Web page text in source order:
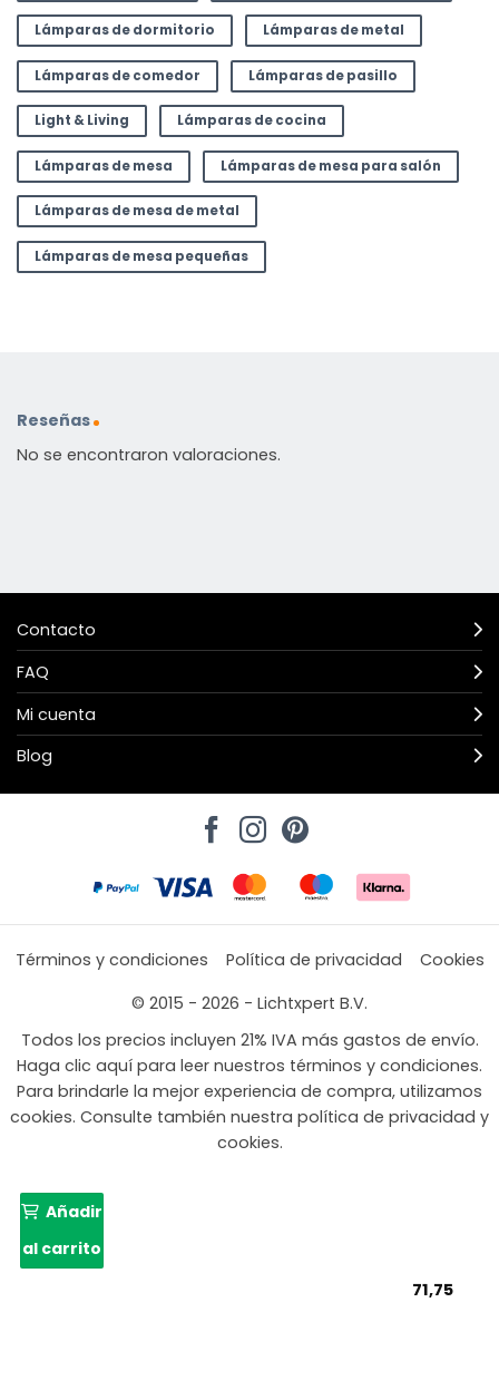
Lámparas de dormitorio Lámparas de metal
Lámparas de comedor Lámparas de pasillo
Light & Living Lámparas de cocina
Lámparas de mesa Lámparas de mesa para salón
Lámparas de mesa de metal
Lámparas de mesa pequeñas
Reseñas
No se encontraron valoraciones.
Contacto
FAQ
Mi cuenta
Blog
Términos y condiciones Política de privacidad
Cookies
© 2015 - 2026 - Lichtxpert B.V.
Todos los precios incluyen 21% IVA más gastos de envío.
Haga clic aquí para leer nuestros términos y condiciones.
Para brindarle la mejor experiencia de compra, utilizamos
cookies. Consulte también nuestra política de privacidad y
cookies.
71,75
Añadir
al carrito